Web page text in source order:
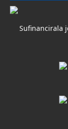
Sufinancirala